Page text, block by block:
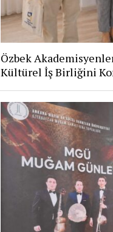
Özbek
Kültürel İş Birliğini